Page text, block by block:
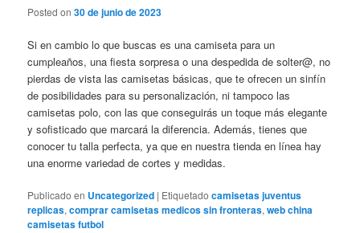
Posted on30 de junio de 2023
Si en cambio lo que buscas es una camiseta para un
cumpleaños, una fiesta sorpresa o una despedida de solter@, no
pierdas de vista las camisetas básicas, que te ofrecen un sinfín
de posibilidades para su personalización, ni tampoco las
camisetas polo, con las que conseguirás un toque más elegante
y sofisticado que marcará la diferencia. Además, tienes que
conocer tu talla perfecta, ya que en nuestra tienda en línea hay
una enorme variedad de cortes y medidas.
Publicado en Uncategorized | Etiquetado camisetas juventus
replicas,comprar camisetas medicos sin fronteras,web china
camisetas futbol